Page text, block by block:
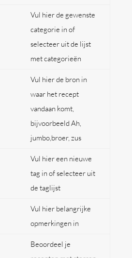
Vul hier de gewenste
categorie in of
selecteer uit de lijst
met categorieën
Vul hier de bron in
waar het recept
vandaan komt,
bijvoorbeeld Ah,
jumbo,broer, zus
Vul hier een nieuwe
tag in of selecteer uit
de taglijst
Vul hier belangrijke
opmerkingen in
Beoordeel je